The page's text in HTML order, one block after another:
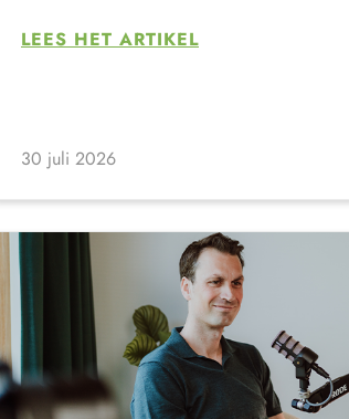
LEES HET ARTIKEL
30 juli 2026